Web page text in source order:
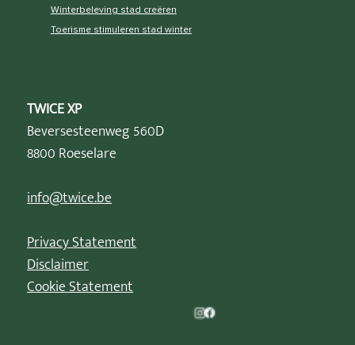
Winterbeleving stad creëren
Toerisme stimuleren stad winter
TWICE XP
Beversesteenweg 560D
8800 Roeselare
info@twice.be
Privacy Statement
Disclaimer
Cookie Statement